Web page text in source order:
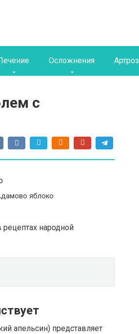
Осложнения Артроз
с
яблоко
рецептах народной
апельсин) представляет